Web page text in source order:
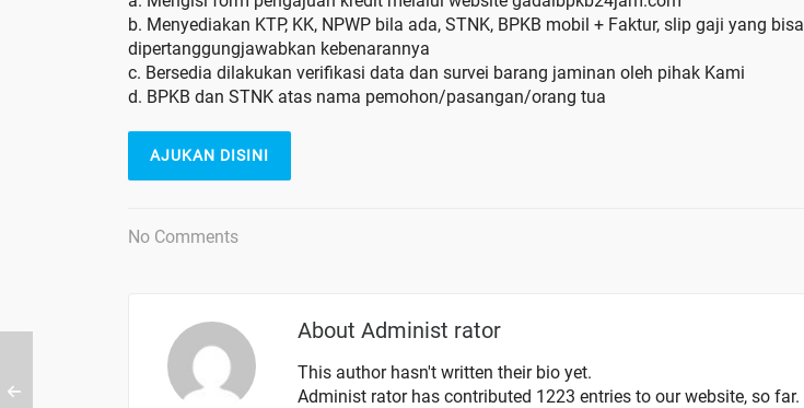
b. Menyediakan KTP, KK, NPWP bila ada, STNK, BPKB mobil + Faktur, slip gaji yang bisa
dipertanggungjawabkan kebenarannya
c. Bersedia dilakukan verifikasi data dan survei barang jaminan oleh pihak Kami
d. BPKB dan STNK atas nama pemohon/pasangan/orang tua
AJUKAN DISINI
No Comments
About Administ rator
This author hasn't written their bio yet.
Administ ratorhas contributed 1223 entries to our website, so far.